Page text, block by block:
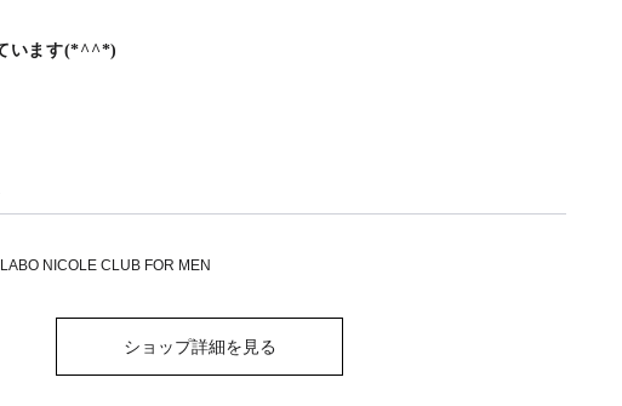
います(*^^*)
NICOLE CLUB FOR MEN
ショップ詳細を見る